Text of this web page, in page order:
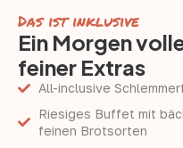
Das ist inklusive
Ein Morgen
feiner Extras
All-inclusive
Riesiges Buffet mit
feinen Brotsorten